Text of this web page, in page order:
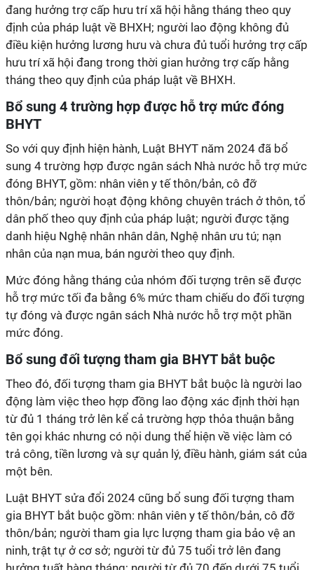
đang hưởng trợ cấp hưu trí xã hội hằng tháng theo quy
định của pháp luật về BHXH; người lao động không đủ
điều kiện hưởng lương hưu và chưa đủ tuổi hưởng trợ cấp
hưu trí xã hội đang trong thời gian hưởng trợ cấp hằng
tháng theo quy định của pháp luật về BHXH.
Bổ sung 4 trường hợp được hỗ trợ mức đóng
BHYT
So với quy định hiện hành, Luật BHYT năm 2024 đã bổ
sung 4 trường hợp được ngân sách Nhà nước hỗ trợ mức
đóng BHYT, gồm: nhân viên y tế thôn/bản, cô đỡ
thôn/bản; người hoạt động không chuyên trách ở thôn, tổ
dân phố theo quy định của pháp luật; người được tặng
danh hiệu Nghệ nhân nhân dân, Nghệ nhân ưu tú; nạn
nhân của nạn mua, bán người theo quy định.
Mức đóng hằng tháng của nhóm đối tượng trên sẽ được
hỗ trợ mức tối đa bằng 6% mức tham chiếu do đối tượng
tự đóng và được ngân sách Nhà nước hỗ trợ một phần
mức đóng.
Bổ sung đối tượng tham gia BHYT bắt buộc
Theo đó, đối tượng tham gia BHYT bắt buộc là người lao
động làm việc theo hợp đồng lao động xác định thời hạn
từ đủ 1 tháng trở lên kể cả trường hợp thỏa thuận bằng
tên gọi khác nhưng có nội dung thể hiện về việc làm có
trả công, tiền lương và sự quản lý, điều hành, giám sát của
một bên.
Luật BHYT sửa đổi 2024 cũng bổ sung đối tượng tham
gia BHYT bắt buộc gồm: nhân viên y tế thôn/bản, cô đỡ
thôn/bản; người tham gia lực lượng tham gia bảo vệ an
ninh, trật tự ở cơ sở; người từ đủ 75 tuổi trở lên đang